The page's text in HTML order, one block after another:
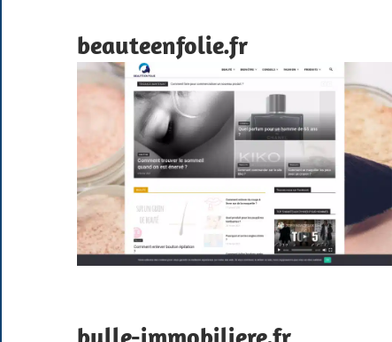
beauteenfolie.fr